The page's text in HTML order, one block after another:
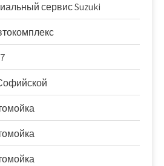
сервис Suzuki